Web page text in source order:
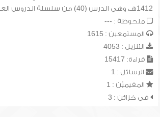
1412هـ، وهي الدرس (40) من سلسلة الدروس العلمية العامة.
ملحوظة : ---
المستمعين : 1615
التنزيل : 4053
قراءة: 15417
الرسائل : 1
المقيميّن : 1
في خزائن : 3